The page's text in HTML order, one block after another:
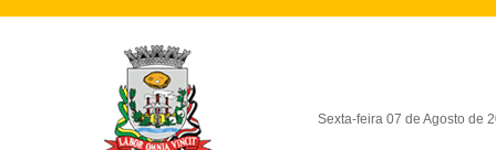
Sexta-feira 07 de Agosto de